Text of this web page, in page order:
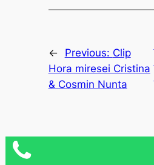
← Previous: Clip
Hora miresei Cristina
& Cosmin Nunta